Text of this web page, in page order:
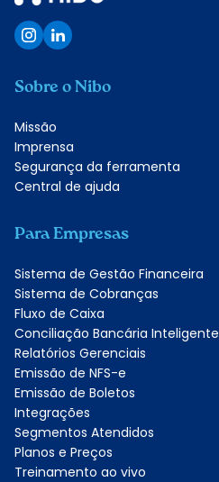
Sobre o Nibo
Missão
Imprensa
Segurança da ferramenta
Central de ajuda
Para Empresas
Sistema de Gestão Financeira
Sistema de Cobranças
Fluxo de Caixa
Conciliação Bancária Inteligente
Relatórios Gerenciais
Emissão de NFS-e
Emissão de Boletos
Integrações
Segmentos Atendidos
Planos e Preços
Treinamento ao vivo